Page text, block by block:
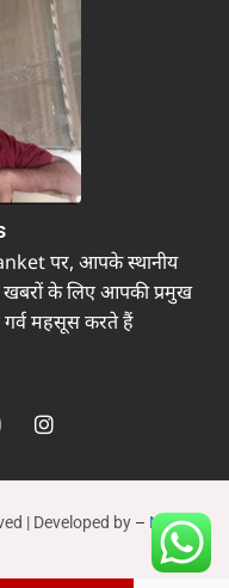
पर, आपके स्थानीय
के लिए आपकी प्रमुख
गर्व महसूस करते हैं
| Developed by – New